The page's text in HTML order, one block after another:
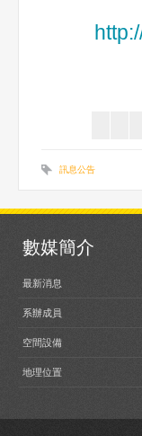
訊息公告
數媒簡介
最新消息
系辦成員
空間設備
地理位置